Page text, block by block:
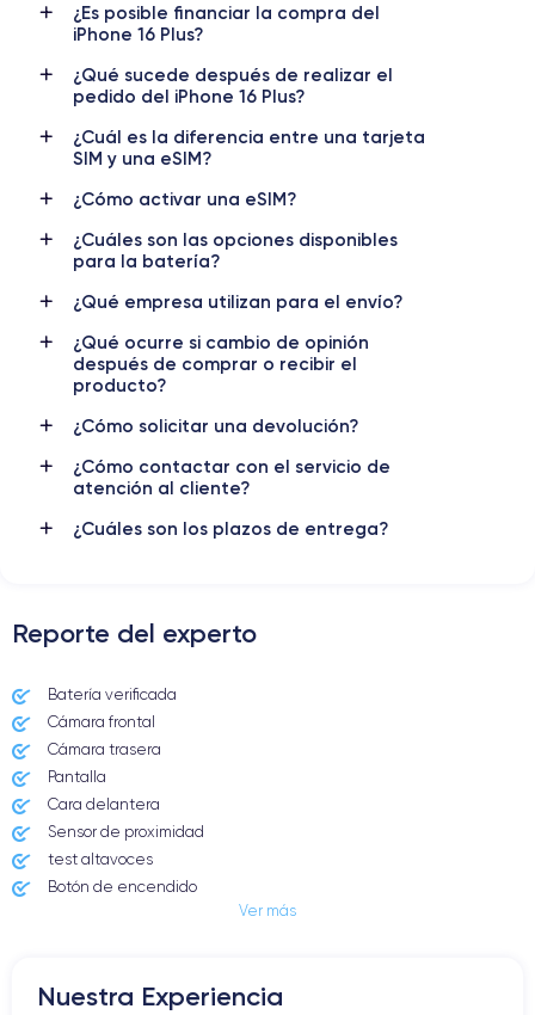
¿Es posible financiar la compra del
iPhone 16 Plus?
¿Qué sucede después de realizar el
pedido del iPhone 16 Plus?
¿Cuál es la diferencia entre una tarjeta
SIM y una eSIM?
¿Cómo activar una eSIM?
¿Cuáles son las opciones disponibles
para la batería?
¿Qué empresa utilizan para el envío?
¿Qué ocurre si cambio de opinión
después de comprar o recibir el
producto?
¿Cómo solicitar una devolución?
¿Cómo contactar con el servicio de
atención al cliente?
¿Cuáles son los plazos de entrega?
Reporte del experto
Batería verificada
Cámara frontal
Cámara trasera
Pantalla
Cara delantera
Sensor de proximidad
test altavoces
Botón de encendido
Altavoz
Ver más
Nuestra Experiencia